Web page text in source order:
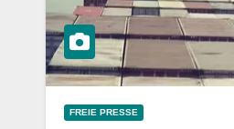
FREIE PRESSE